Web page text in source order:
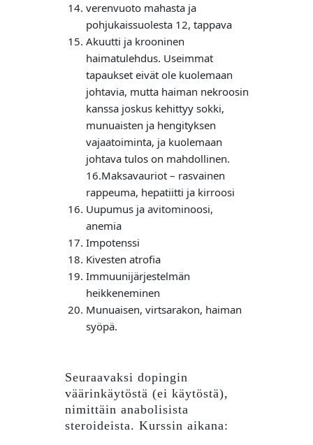
verenvuoto mahasta ja
pohjukaissuolesta 12, tappava
Akuutti ja krooninen
haimatulehdus. Useimmat
tapaukset eivät ole kuolemaan
johtavia, mutta haiman nekroosin
kanssa joskus kehittyy sokki,
munuaisten ja hengityksen
vajaatoiminta, ja kuolemaan
johtava tulos on mahdollinen.
16.Maksavauriot – rasvainen
rappeuma, hepatiitti ja kirroosi
Uupumus ja avitominoosi,
anemia
Impotenssi
Kivesten atrofia
Immuunijärjestelmän
heikkeneminen
Munuaisen, virtsarakon, haiman
syöpä.
Seuraavaksi dopingin
väärinkäytöstä (ei käytöstä),
nimittäin anabolisista
steroideista. Kurssin aikana: